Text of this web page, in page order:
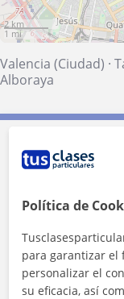
2 km
1 mi
Valencia (Ciudad) ·
Alboraya
Contacta con
Tarifa
1ª clase gratis
Política de
para garantizar el
personalizar el
su eficacia, así